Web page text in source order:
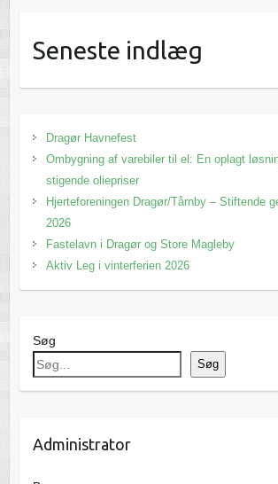
Seneste indlæg
Dragør Havnefest
Ombygning af varebiler til el: En oplagt
stigende oliepriser
Hjerteforeningen Dragør/Tårnby – Stiftende
2026
Fastelavn i Dragør og Store Magleby
Aktiv Leg i vinterferien 2026
Søg
Søg
Administrator